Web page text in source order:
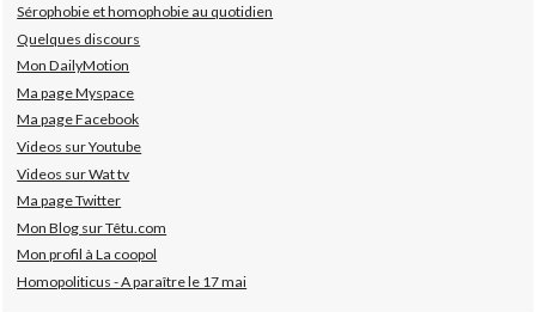
Sérophobie et homophobie au quotidien
Quelques discours
Mon DailyMotion
Ma page Myspace
Ma page Facebook
Videos sur Youtube
Videos sur Wat tv
Ma page Twitter
Mon Blog sur Têtu.com
Mon profil à La coopol
Homopoliticus - A paraître le 17 mai